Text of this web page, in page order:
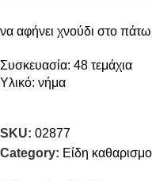
να αφήνει χνούδι στο
Συσκευασία: 48 τεμάχια
Υλικό: νήμα
SKU: 02877
Category: Είδη